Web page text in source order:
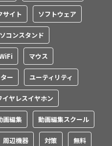
サイト ソフトウェア
コンスタンド
マウス
ー ユーティリティ
イヤレスイヤホン
画編集 動画編集スクール
周辺機器 対策 無料